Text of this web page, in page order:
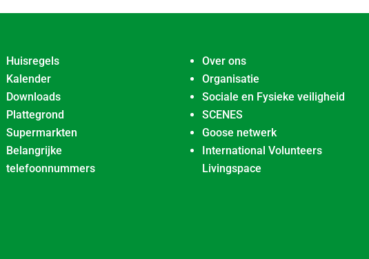
Huisregels
Kalender
Downloads
Plattegrond
Supermarkten
Belangrijke
telefoonnummers
Over ons
Organisatie
Sociale en Fysieke veiligheid
SCENES
Goose netwerk
International Volunteers
Livingspace